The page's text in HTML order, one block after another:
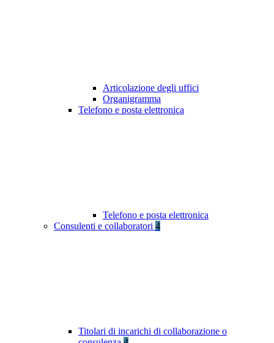
Articolazione degli uffici
Organigramma
Telefono e posta elettronica
Telefono e posta elettronica
Consulenti e collaboratori 4
Titolari di incarichi di collaborazione o